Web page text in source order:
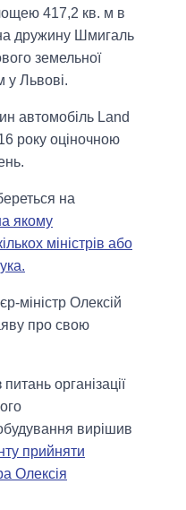
417,2 кв. м в
дружину Шмигаль
земельної
у Львові.
автомобіль Land
року оціночною
на
якому
міністрів або
міністр Олексій
про свою
організації
вирішив
прийняти
Олексія